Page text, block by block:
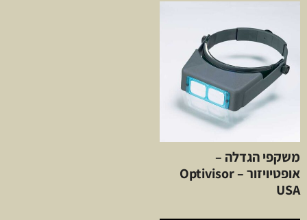
‏‏משקפי הגדלה –
אופטיויזור – Optivisor
USA